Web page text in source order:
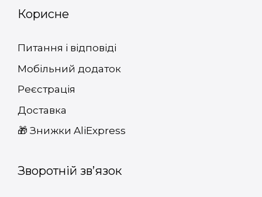
Корисне
Питання і відповіді
Мобільний додаток
Реєстрація
Доставка
🎁 Знижки AliExpress
Зворотній зв’язок